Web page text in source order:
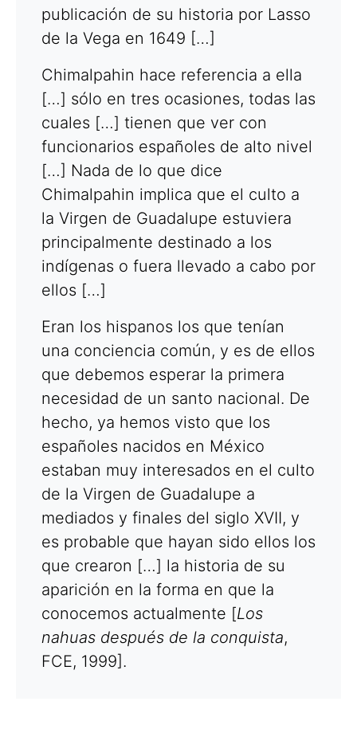
publicación de su historia por Lasso
de la Vega en 1649 […]
Chimalpahin hace referencia a ella
[…] sólo en tres ocasiones, todas las
cuales […] tienen que ver con
funcionarios españoles de alto nivel
[…] Nada de lo que dice
Chimalpahin implica que el culto a
la Virgen de Guadalupe estuviera
principalmente destinado a los
indígenas o fuera llevado a cabo por
ellos […]
Eran los hispanos los que tenían
una conciencia común, y es de ellos
que debemos esperar la primera
necesidad de un santo nacional. De
hecho, ya hemos visto que los
españoles nacidos en México
estaban muy interesados en el culto
de la Virgen de Guadalupe a
mediados y finales del siglo XVII, y
es probable que hayan sido ellos los
que crearon […] la historia de su
aparición en la forma en que la
conocemos actualmente [Los
nahuas después de la conquista,
FCE, 1999].